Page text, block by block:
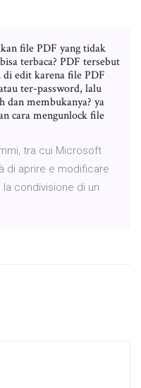
file PDF yang tidak
terbaca? PDF tersebut
di edit karena file PDF
ter-password, lalu
dan membukanya? ya
cara mengunlock file
tra cui Microsoft
di aprire e modificare
condivisione di un